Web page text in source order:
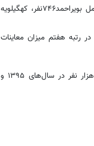
امینی ابراز داشت: تعدادمراجعه کنندگان مدعی نزاع به تفکیک ادارات پزشکی قانونی شامل بویراحمد۷۴۶نفر، کهگیلویه
سالنامه سازمان پزشکی قانونی کشور استان کهگیلویه و بویراحمد در سال ۹۷ در رتبه هفتم میزان معاینات
استان کهگیلویه و بویراحمد در زمینه میزان مراجعه و معاینه‌های نزاع به ازای هر ۱۰۰ هزار نفر در سال‌های ۱۳۹۵ و